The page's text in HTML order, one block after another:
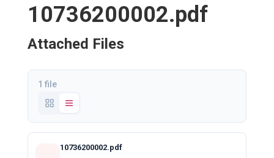
10736200002.pdf
Attached Files
1 file
10736200002.pdf